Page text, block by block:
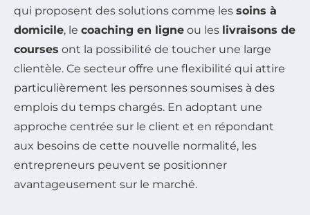
qui proposent des solutions comme les soins à
domicile, le coaching en ligne ou les livraisons de
courses ont la possibilité de toucher une large
clientèle. Ce secteur offre une flexibilité qui attire
particulièrement les personnes soumises à des
emplois du temps chargés. En adoptant une
approche centrée sur le client et en répondant
aux besoins de cette nouvelle normalité, les
entrepreneurs peuvent se positionner
avantageusement sur le marché.